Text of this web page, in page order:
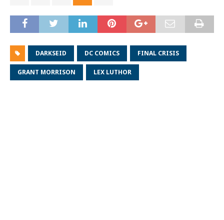
DARKSEID DC COMICS FINAL CRISIS
GRANT MORRISON LEX LUTHOR